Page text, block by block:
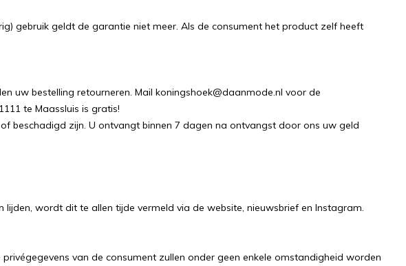
gebruik geldt de garantie niet meer. Als de consument het product zelf heeft
uw bestelling retourneren. Mail koningshoek@daanmode.nl voor de
te Maassluis is gratis!
beschadigd zijn. U ontvangt binnen 7 dagen na ontvangst door ons uw geld
wordt dit te allen tijde vermeld via de website, nieuwsbrief en Instagram.
van de consument zullen onder geen enkele omstandigheid worden